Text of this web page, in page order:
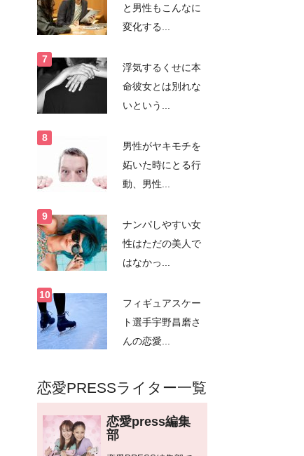
と男性もこんなに
変化する...
浮気するくせに本
命彼女とは別れな
いという...
男性がヤキモチを
妬いた時にとる行
動、男性...
ナンパしやすい女
性はただの美人で
はなかっ...
フィギュアスケー
ト選手宇野昌磨さ
んの恋愛...
恋愛PRESSライター一覧
恋愛press編集
部